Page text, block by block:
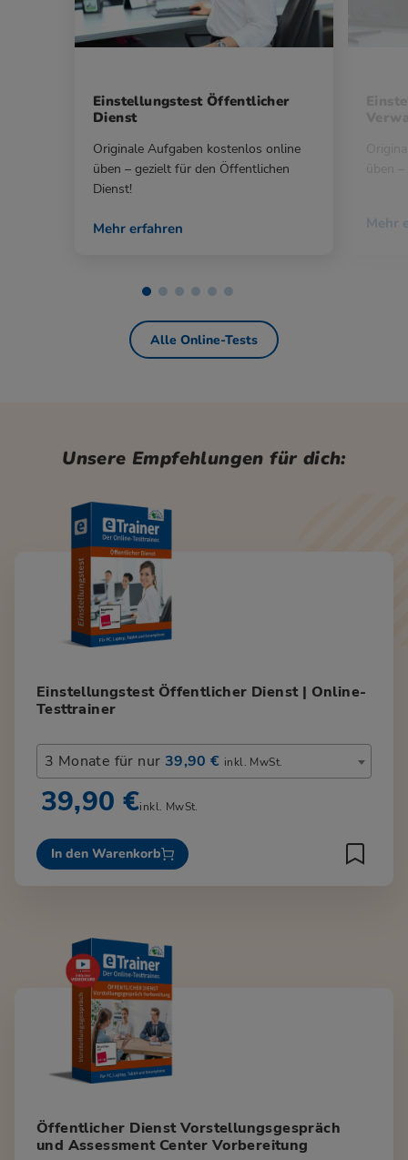
Einstellungstest Öffentlicher
Dienst
Originale Aufgaben kostenlos online
üben – gezielt für den Öffentlichen
Dienst!
Mehr erfahren Mehr
Alle Online-Tests
Unsere Empfehlungen für dich:
Einstellungstest Öffentlicher Dienst | Online-
Testtrainer
3 Monate für nur 39,90 € inkl. MwSt.
39,90 €inkl. MwSt.
In den Warenkorb
Öffentlicher Dienst Vorstellungsgespräch
und Assessment Center Vorbereitung